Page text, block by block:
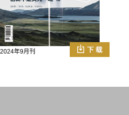
2024年9月刊